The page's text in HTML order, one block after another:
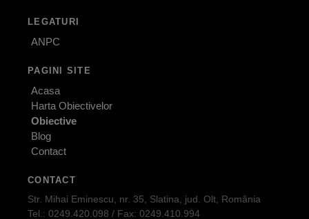
LEGATURI
ANPC
PAGINI SITE
Acasa
Harta Obiectivelor
Obiective
Blog
Contact
CONTACT
Str. Mihai Eminescu, nr. 35, Slatina, jud. Olt, România
Tel.: 0249.420.098 / Fax: 0249.410.994